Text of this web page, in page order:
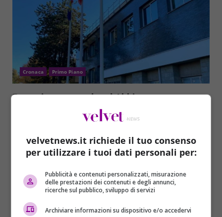
Cronaca Primo Piano
Paura in una scuola ad Abbiategrasso: uno
studente ferisce l’insegnante al braccio
29/05/2023
Uno studente ha accoltellato una professoressa
all’interno dell’Istituto superiore Alessandrini di
Read More
velvetnews.it richiede il tuo consenso
per utilizzare i tuoi dati personali per:
Pubblicità e contenuti personalizzati, misurazione
delle prestazioni dei contenuti e degli annunci,
ricerche sul pubblico, sviluppo di servizi
Archiviare informazioni su dispositivo e/o accedervi